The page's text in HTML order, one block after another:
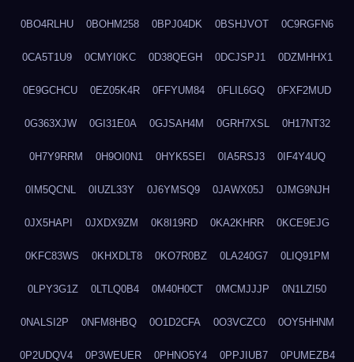
0BO4RLHU 0BOHM258 0BPJ04DK 0BSHJVOT 0C9RGFN6
0CA5T1U9 0CMYI0KC 0D38QEGH 0DCJSPJ1 0DZMHHX1
0E9GCHCU 0EZ05K4R 0FFYUM84 0FLIL6GQ 0FXF2MUD
0G363XJW 0GI31E0A 0GJSAH4M 0GRH7XSL 0H17NT32
0H7Y9RRM 0H9OI0N1 0HYK5SEI 0IA5RSJ3 0IF4Y4UQ
0IM5QCNL 0IUZL33Y 0J6YMSQ9 0JAWX05J 0JMG9NJH
0JX5HAPI 0JXDX9ZM 0K8I19RD 0KA2KHRR 0KCE9EJG
0KFC83WS 0KHXDLT8 0KO7R0BZ 0LA240G7 0LIQ91PM
0LPY3G1Z 0LTLQ0B4 0M40H0CT 0MCMJJJP 0N1LZI50
0NALSI2P 0NFM8HBQ 0O1D2CFA 0O3VCZC0 0OY5HHNM
0P2UDQV4 0P3WEUER 0PHNO5Y4 0PPJIUB7 0PUMEZB4